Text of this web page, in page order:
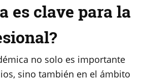
es clave para la
no solo es importante
sino también en el ámbito